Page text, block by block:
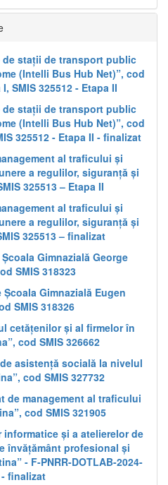
de stații de transport public
(Intelli Bus Hub Net)”, cod
SMIS 325512 - Etapa II
de stații de transport public
(Intelli Bus Hub Net)”, cod
325512 - Etapa II - finalizat
al traficului și
a regulilor, siguranță și
325513 – Etapa II
al traficului și
a regulilor, siguranță și
325513 – finalizat
Gimnazială George
SMIS 318323
Gimnazială Eugen
SMIS 318326
cetățenilor și al firmelor în
cod SMIS 326662
asistență socială la nivelul
cod SMIS 327732
de management al traficului
cod SMIS 321905
informatice și a atelierelor de
învățământ profesional și
- F-PNRR-DOTLAB-2024-
finalizat